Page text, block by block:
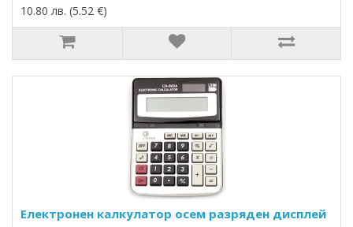
10.80 лв. (5.52 €)
Електронен калкулатор осем разряден дисплей